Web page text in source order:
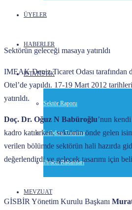
ÜYELER
HABERLER
İSTATİSTİK
Sektör Raporu
İstihdam Durumu
İhracat Rakamları
MEVZUAT
Sektörün geleceği masaya yatırıldı
IMEAK Deniz Ticaret Odası tarafından
Otel’de yapıldı. 17-19 Mart 2012
yatırıldı.
Doç. Dr. Oğuz N Babüroğlu’nun
kadro katılırken, sektörün önde gelen
verilen bölümde sektörün hali hazırda
değerlendirdi ve gelecek tasarımı için
GİSBİR Yönetim Kurulu Başkanı